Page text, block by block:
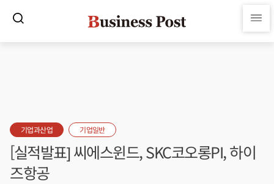
기업과산업 기업일반
[실적발표] 씨에스윈드, SKC코오롱PI, 하이
즈항공